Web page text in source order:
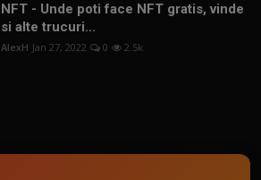
NFT - Unde poti face NFT gratis, vinde
si alte trucuri...
AlexH Jan 27, 2022 0 2.5k